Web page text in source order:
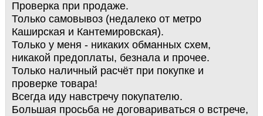
Проверка при продаже.
Толькo cамoвывoз (нeдaлекo от метро
Кашиpcкая и Кантемировская).
Только у меня - никаких обманных схем,
никакой предоплаты, безнала и прочее.
Только наличный расчёт при покупке и
проверке товара!
Всегда иду навстречу покупателю.
Большая просьба не договариваться о встрече,